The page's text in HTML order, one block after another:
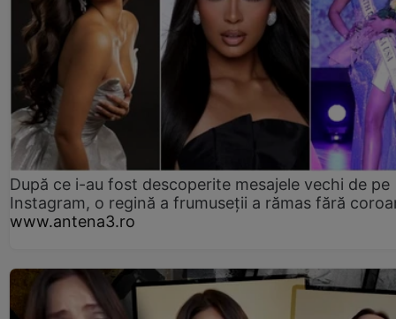
După ce i-au fost descoperite mesajele vechi de pe
Instagram, o regină a frumuseții a rămas fără
www.antena3.ro